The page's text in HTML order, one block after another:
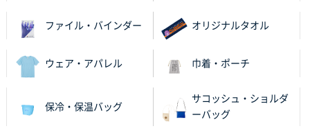
2025年11月28日 15:13
他部署のスタッフからの指示
ファイル・バインダー オリジナルタオル
ウェア・アパレル 巾着・ポーチ
保冷・保温バッグ
サコッシュ・ショルダ
ーバッグ